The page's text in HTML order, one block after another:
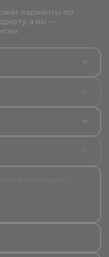
варианты по
а вы —